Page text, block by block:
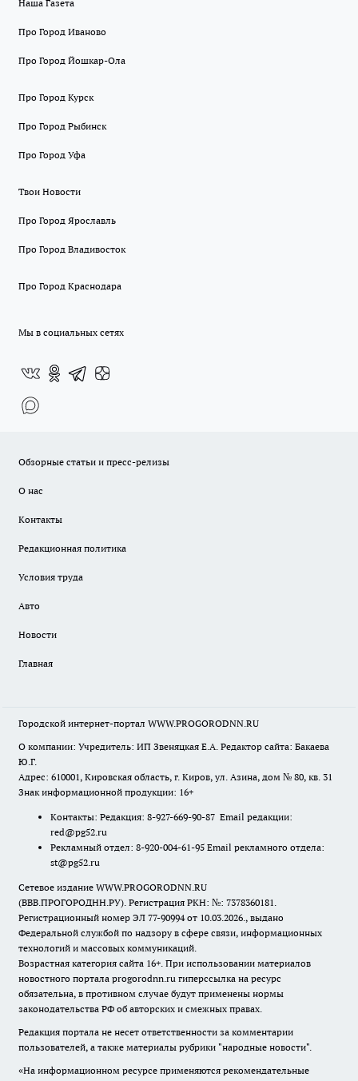
Наша Газета
Про Город Иваново
Про Город Йошкар-Ола
Про Город Курск
Про Город Рыбинск
Про Город Уфа
Твои Новости
Про Город Ярославль
Про Город Владивосток
Про Город Краснодара
Мы в социальных сетях
Обзорные статьи и пресс-релизы
О нас
Контакты
Редакционная политика
Условия труда
Авто
Новости
Главная
Городской интернет-портал WWW.PROGORODNN.RU
О компании: Учредитель: ИП Звеняцкая Е.А. Редактор сайта: Бакаева
Ю.Г.
Адрес: 610001, Кировская область, г. Киров, ул. Азина, дом № 80, кв. 31
Знак информационной продукции: 16+
Контакты: Редакция: 8-927-669-90-87 Email редакции:
red@pg52.ru
Рекламный отдел: 8-920-004-61-95 Email рекламного отдела:
st@pg52.ru
Сетевое издание WWW.PROGORODNN.RU
(ВВВ.ПРОГОРОДНН.РУ). Регистрация РКН: №: 7378360181.
Регистрационный номер ЭЛ 77-90994 от 10.03.2026., выдано
Федеральной службой по надзору в сфере связи, информационных
технологий и массовых коммуникаций.
Возрастная категория сайта 16+. При использовании материалов
новостного портала progorodnn.ru гиперссылка на ресурс
обязательна, в противном случае будут применены нормы
законодательства РФ об авторских и смежных правах.
Редакция портала не несет ответственности за комментарии
пользователей, а также материалы рубрики "народные новости".
«На информационном ресурсе применяются рекомендательные